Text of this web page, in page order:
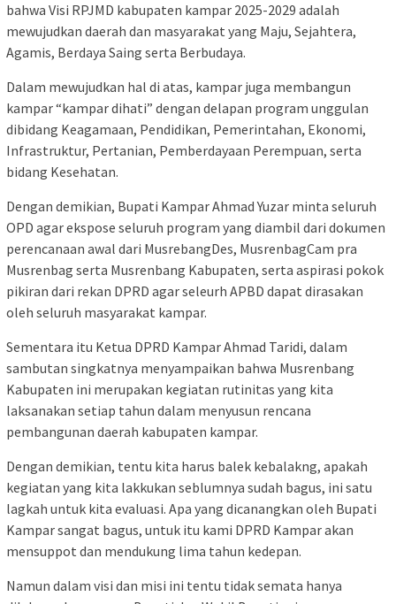
bahwa Visi RPJMD kabupaten kampar 2025-2029 adalah
mewujudkan daerah dan masyarakat yang Maju, Sejahtera,
Agamis, Berdaya Saing serta Berbudaya.
Dalam mewujudkan hal di atas, kampar juga membangun
kampar “kampar dihati” dengan delapan program unggulan
dibidang Keagamaan, Pendidikan, Pemerintahan, Ekonomi,
Infrastruktur, Pertanian, Pemberdayaan Perempuan, serta
bidang Kesehatan.
Dengan demikian, Bupati Kampar Ahmad Yuzar minta seluruh
OPD agar ekspose seluruh program yang diambil dari dokumen
perencanaan awal dari MusrebangDes, MusrenbagCam pra
Musrenbag serta Musrenbang Kabupaten, serta aspirasi pokok
pikiran dari rekan DPRD agar seleurh APBD dapat dirasakan
oleh seluruh masyarakat kampar.
Sementara itu Ketua DPRD Kampar Ahmad Taridi, dalam
sambutan singkatnya menyampaikan bahwa Musrenbang
Kabupaten ini merupakan kegiatan rutinitas yang kita
laksanakan setiap tahun dalam menyusun rencana
pembangunan daerah kabupaten kampar.
Dengan demikian, tentu kita harus balek kebalakng, apakah
kegiatan yang kita lakkukan seblumnya sudah bagus, ini satu
lagkah untuk kita evaluasi. Apa yang dicanangkan oleh Bupati
Kampar sangat bagus, untuk itu kami DPRD Kampar akan
mensuppot dan mendukung lima tahun kedepan.
Namun dalam visi dan misi ini tentu tidak semata hanya